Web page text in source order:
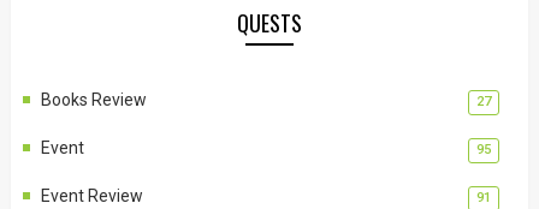
QUESTS
Books Review 27
Event 95
Event Review 91